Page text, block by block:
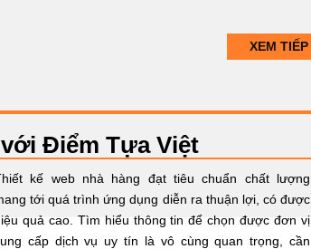
XEM TIẾP
Điểm Tựa Việt
kế web nhà hàng đạt tiêu chuẩn chất lượng
tới quá trình ứng dụng diễn ra thuận lợi, có được
quả cao. Tìm hiểu thông tin để chọn được đơn vị
cấp dịch vụ uy tín là vô cùng quan trọng, cần